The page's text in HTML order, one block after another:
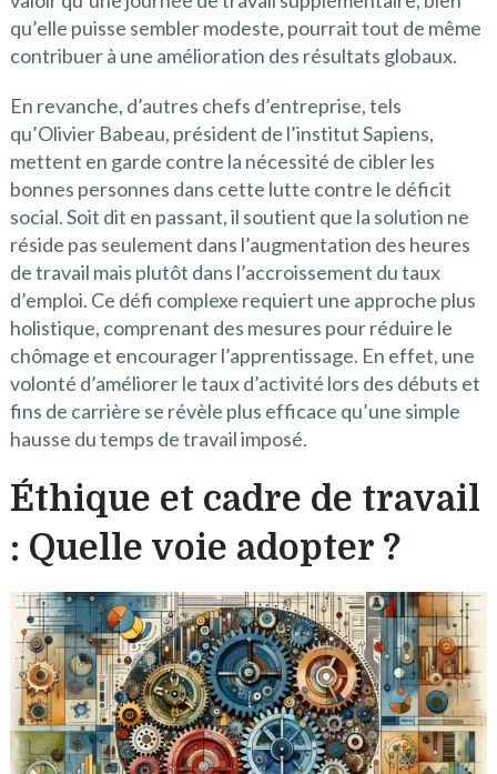
qu’elle puisse sembler modeste, pourrait tout de même
contribuer à une amélioration des résultats globaux.
En revanche, d’autres chefs d’entreprise, tels
qu’Olivier Babeau, président de l’institut Sapiens,
mettent en garde contre la nécessité de cibler les
bonnes personnes dans cette lutte contre le déficit
social. Soit dit en passant, il soutient que la solution ne
réside pas seulement dans l’augmentation des heures
de travail mais plutôt dans l’accroissement du taux
d’emploi. Ce défi complexe requiert une approche plus
holistique, comprenant des mesures pour réduire le
chômage et encourager l’apprentissage. En effet, une
volonté d’améliorer le taux d’activité lors des débuts et
fins de carrière se révèle plus efficace qu’une simple
hausse du temps de travail imposé.
Éthique et cadre de travail
: Quelle voie adopter ?